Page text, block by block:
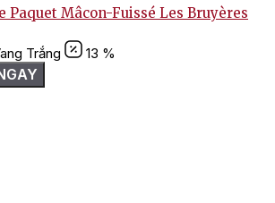
Paquet Mâcon-Fuissé Les Bruyères
Trắng
13 %